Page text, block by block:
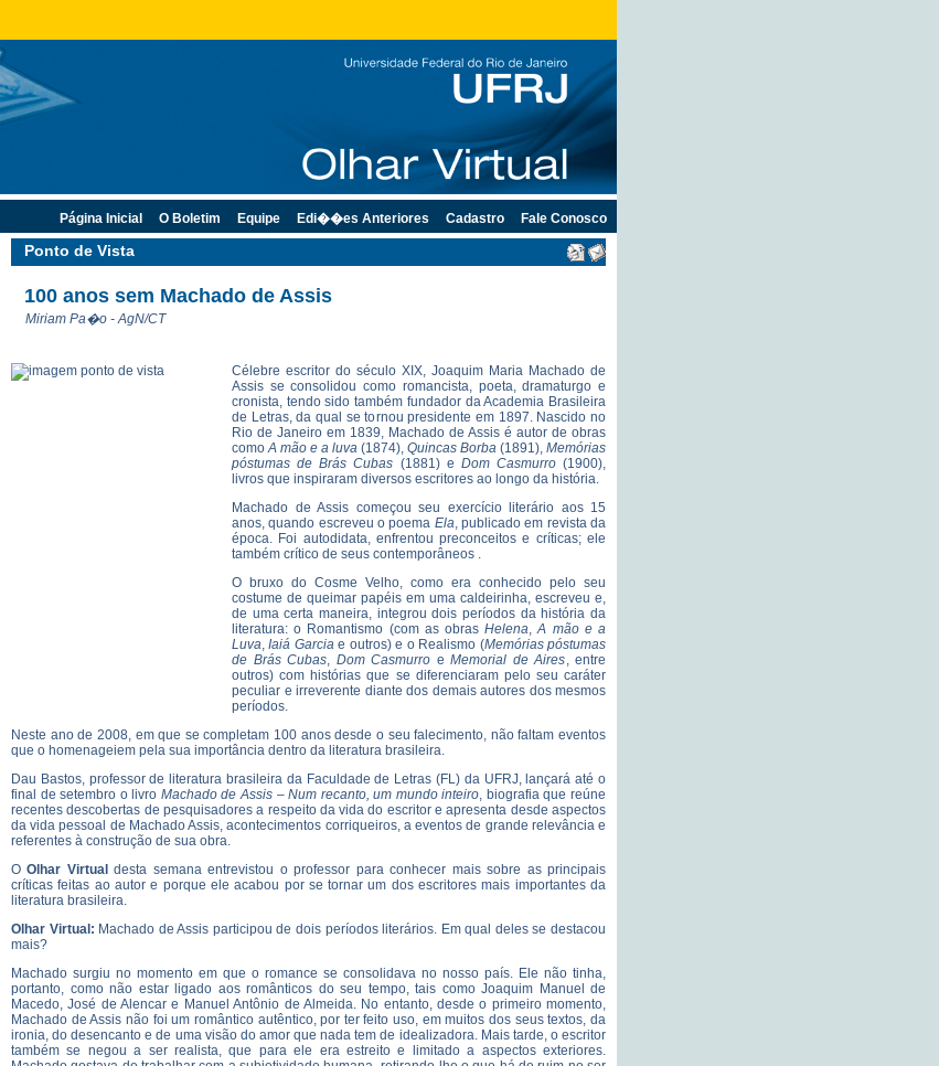
Ponto de Vista
100 anos sem Machado de Assis
Miriam Pa�o - AgN/CT
Célebre escritor do século XIX, Joaquim Maria Machado de
Assis se consolidou como romancista, poeta, dramaturgo e
cronista, tendo sido também fundador da Academia Brasileira
de Letras, da qual se tornou presidente em 1897. Nascido no
Rio de Janeiro em 1839, Machado de Assis é autor de obras
comoA mão e a luva (1874), Quincas Borba (1891), Memórias
póstumas de Brás Cubas (1881) e Dom Casmurro(1900),
livros que inspiraram diversos escritores ao longo da história.
Machado de Assis começou seu exercício literário aos 15
anos, quando escreveu o poema Ela, publicado em revista da
época. Foi autodidata, enfrentou preconceitos e críticas; ele
também crítico de seus contemporâneos .
O bruxo do Cosme Velho, como era conhecido pelo seu
costume de queimar papéis em uma caldeirinha, escreveu e,
de uma certa maneira, integrou dois períodos da história da
literatura: o Romantismo (com as obrasHelena,A mão e a
Luva,Iaiá Garciae outros) e o Realismo (Memórias póstumas
de Brás Cubas, Dom Casmurro eMemorial de Aires, entre
outros) com histórias que se diferenciaram pelo seu caráter
peculiar e irreverente diante dos demais autores dos mesmos
períodos.
Neste ano de 2008, em que se completam 100 anos desde o seu falecimento, não faltam eventos
que o homenageiem pela sua importância dentro da literatura brasileira.
Dau Bastos, professor de literatura brasileira da Faculdade de Letras (FL) da UFRJ, lançará até o
final de setembro o livro Machado de Assis – Num recanto, um mundo inteiro, biografia que reúne
recentes descobertas de pesquisadores a respeito da vida do escritor e apresenta desde aspectos
da vida pessoal de Machado Assis, acontecimentos corriqueiros, a eventos de grande relevância e
referentes à construção de sua obra.
OOlhar Virtual desta semana entrevistou o professor para conhecer mais sobre as principais
críticas feitas ao autor e porque ele acabou por se tornar um dos escritores mais importantes da
literatura brasileira.
Olhar Virtual: Machado de Assis participou de dois períodos literários. Em qual deles se destacou
mais?
Machado surgiu no momento em que o romance se consolidava no nosso país. Ele não tinha,
portanto, como não estar ligado aos românticos do seu tempo, tais como Joaquim Manuel de
Macedo, José de Alencar e Manuel Antônio de Almeida. No entanto, desde o primeiro momento,
Machado de Assis não foi um romântico autêntico, por ter feito uso, em muitos dos seus textos, da
ironia, do desencanto e de uma visão do amor que nada tem de idealizadora. Mais tarde, o escritor
também se negou a ser realista, que para ele era estreito e limitado a aspectos exteriores.
Página Inicial O Boletim Equipe Edi��es Anteriores Cadastro Fale Conosco